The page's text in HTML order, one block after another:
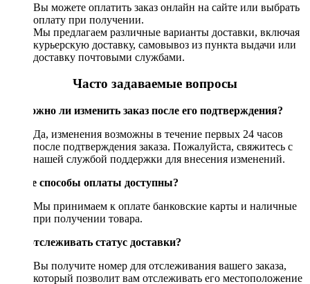
Вы можете оплатить заказ онлайн на сайте или выбрать
оплату при получении.
Мы предлагаем различные варианты доставки, включая
курьерскую доставку, самовывоз из пункта выдачи или
доставку почтовыми службами.
Часто задаваемые вопросы
Возможно ли изменить заказ после его подтверждения?
Да, изменения возможны в течение первых 24 часов
после подтверждения заказа. Пожалуйста, свяжитесь с
нашей службой поддержки для внесения изменений.
Какие способы оплаты доступны?
Мы принимаем к оплате банковские карты и наличные
при получении товара.
Как отслеживать статус доставки?
Вы получите номер для отслеживания вашего заказа,
который позволит вам отслеживать его местоположение